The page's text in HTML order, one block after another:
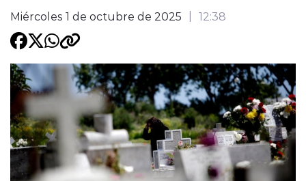
modo claro
Miércoles 1 de octubre de 2025 12:38